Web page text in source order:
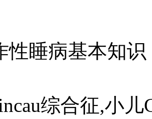
性睡病基本知识
综合征,小儿